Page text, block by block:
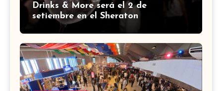
Drinks & More será el 2 de
setiembre en el Sheraton